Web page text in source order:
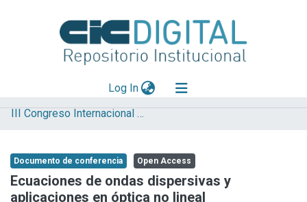
Log In(current)
Explorar
Aportar material
Statistics
III Congreso Internacional de Ciencia y Tecnología
Documento de conferencia Open Access
Ecuaciones de ondas dispersivas y
aplicaciones en óptica no lineal